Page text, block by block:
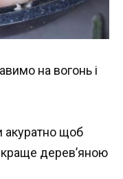
на вогонь і
акуратно щоб
дерев’яною